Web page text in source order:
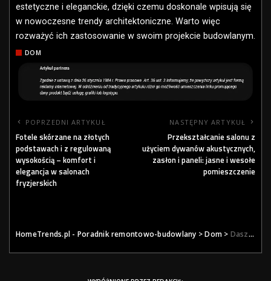
estetyczne i eleganckie, dzięki czemu doskonale wpisują się
w nowoczesne trendy architektoniczne. Warto więc
rozważyć ich zastosowanie w swoim projekcie budowlanym.
DOM
POPRZEDNI ARTYKUŁ
Fotele skórzane na złotych
podstawach i z regulowaną
wysokością – komfort i
elegancja w salonach
fryzjerskich
NASTĘPNY ARTYKUŁ
Przekształcanie salonu z
użyciem dywanów akustycznych,
zasłon i paneli: jasne i wesołe
pomieszczenie
HomeTrends.pl - Poradnik remontowo-budowlany >Dom > Daszki szklane marki Avis – idealne rozwiązanie dla nowoczesnych budynków